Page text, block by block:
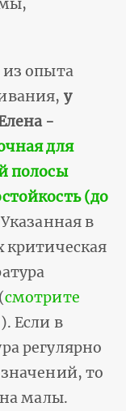
из опыта
у
-
для
полосы
(до
Указанная в
критическая
смотрите
). Если в
регулярно
то
малы.